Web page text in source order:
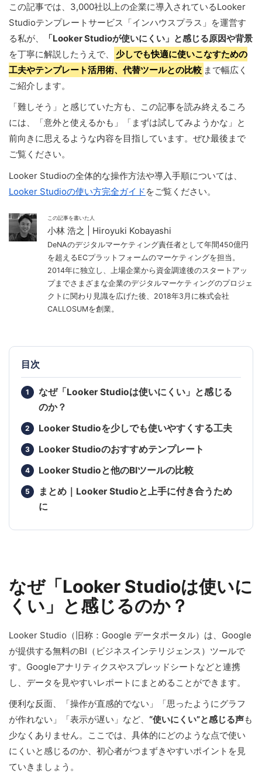
この記事では、3,000社以上の企業に導入されているLooker
Studioテンプレートサービス「インハウスプラス」を運営す
る私が、
「Looker Studioが使いにくい」と感じる原因や背景
を丁寧に解説したうえで、
少しでも快適に使いこなすための
工夫やテンプレート活用術、代替ツールとの比較 まで幅広く
ご紹介します。
「難しそう」と感じていた方も、この記事を読み終えるころ
には、「意外と使えるかも」「まずは試してみようかな」と
前向きに思えるような内容を目指しています。ぜひ最後まで
ご覧ください。
Looker Studioの全体的な操作方法や導入手順については、
Looker Studioの使い方完全ガイド をご覧ください。
この記事を書いた人
小林 浩之 | Hiroyuki Kobayashi
DeNAのデジタルマーケティング責任者として年間450億円
を超えるECプラットフォームのマーケティングを担当。
2014年に独立し、上場企業から資金調達後のスタートアッ
プまでさまざまな企業のデジタルマーケティングのプロジェ
クトに関わり見識を広げた後、2018年3月に株式会社
CALLOSUMを創業。
目次
なぜ「Looker Studioは使いにくい」と感じる
のか？
Looker Studioを少しでも使いやすくする工夫
Looker Studioのおすすめテンプレート
Looker Studioと他のBIツールの比較
まとめ｜Looker Studioと上手に付き合うため
に
なぜ「Looker Studioは使いに
くい」と感じるのか？
Looker Studio（旧称：Google データポータル）は、Google
が提供する無料のBI（ビジネスインテリジェンス）ツールで
す。Googleアナリティクスやスプレッドシートなどと連携
し、データを見やすいレポートにまとめることができます。
便利な反面、「操作が直感的でない」「思ったようにグラフ
が作れない」「表示が遅い」など、 “使いにくい”と感じる声も
少なくありません。ここでは、具体的にどのような点で使い
にくいと感じるのか、初心者がつまずきやすいポイントを見
ていきましょう。